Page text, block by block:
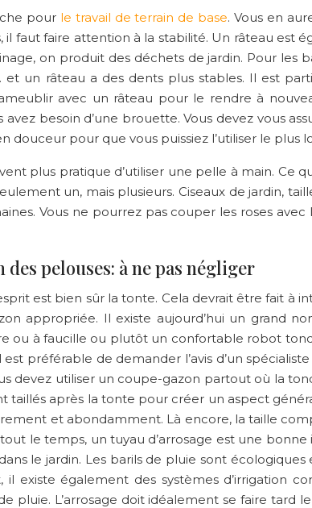
pour le travail de terrain de base. Vous en
faut faire attention à la stabilité. Un râteau est
on produit des déchets de jardin. Pour les
et un râteau a des dents plus stables. Il est
avec un râteau pour le rendre à
avez besoin d’une brouette. Vous devez vous
douceur pour que vous puissiez l’utiliser le plus
plus pratique d’utiliser une pelle à main. Ce
un, mais plusieurs. Ciseaux de jardin,
Vous ne pourrez pas couper les roses
des pelouses: à ne pas négliger
est bien sûr la tonte. Cela devrait être fait à
appropriée. Il existe aujourd’hui un grand
ou à faucille ou plutôt un confortable robot
est préférable de demander l’avis d’un
devez utiliser un coupe-gazon partout où la
après la tonte pour créer un aspect
et abondamment. Là encore, la taille
le temps, un tuyau d’arrosage est une
le jardin. Les barils de pluie sont
il existe également des systèmes d’irrigation
de pluie. L’arrosage doit idéalement se faire